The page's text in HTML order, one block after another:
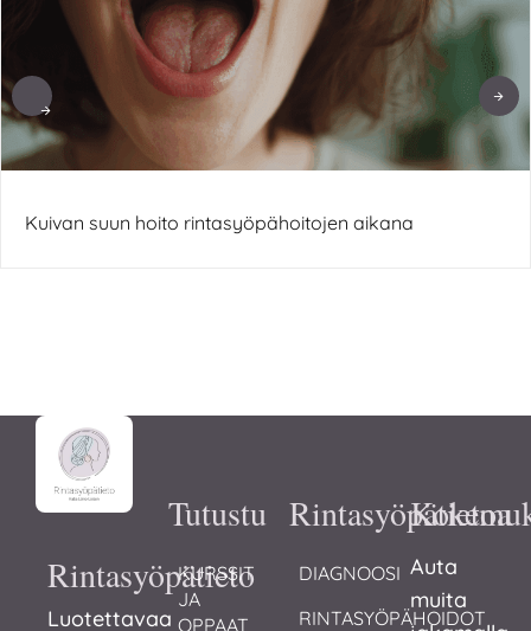
Kuivan suun hoito rintasyöpähoitojen aikana
Rintasyöpätieto
Luotettavaa
Tutustu
KURSSIT
JA
OPPAAT
Rintasyöpätietoa
DIAGNOOSI
RINTASYÖPÄHOIDOT
Auta
muita